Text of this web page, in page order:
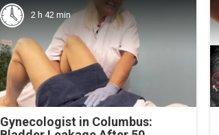
2 h 42 min
Gynecologist in Columbus: